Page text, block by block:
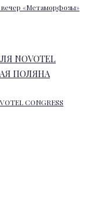
«Метаморфозы»
CONGRESS